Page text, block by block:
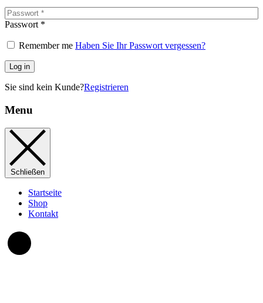
Passwort *
Remember me Haben Sie Ihr Passwort vergessen?
Log in
Sie sind kein Kunde?Registrieren
Menu
Schließen
Startseite
Shop
Kontakt